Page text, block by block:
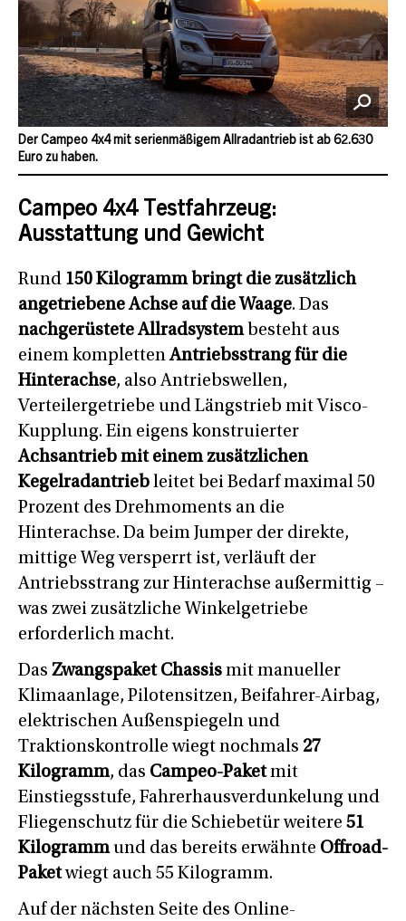
Der Campeo 4x4 mit serienmäßigem Allradantrieb ist ab 62.630
Euro zu haben.
Campeo 4x4 Testfahrzeug:
Ausstattung und Gewicht
Rund 150 Kilogramm bringt die zusätzlich
angetriebene Achse auf die Waage. Das
nachgerüstete Allradsystembesteht aus
einem komplettenAntriebsstrang für die
Hinterachse, also Antriebswellen,
Verteilergetriebe und Längstrieb mit Visco-
Kupplung. Ein eigens konstruierter
Achsantrieb mit einem zusätzlichen
Kegelradantrieb leitet bei Bedarf maximal 50
Prozent des Drehmoments an die
Hinterachse. Da beim Jumper der direkte,
mittige Weg versperrt ist, verläuft der
Antriebsstrang zur Hinterachse außermittig –
was zwei zusätzliche Winkelgetriebe
erforderlich macht.
Das Zwangspaket Chassis mit manueller
Klimaanlage, Pilotensitzen, Beifahrer-Airbag,
elektrischen Außenspiegeln und
Traktionskontrolle wiegt nochmals 27
Kilogramm, das Campeo-Paketmit
Einstiegsstufe, Fahrerhausverdunkelung und
Fliegenschutz für die Schiebetür weitere 51
Kilogrammund das bereits erwähnte Offroad-
Paketwiegt auch 55 Kilogramm.
Auf der nächsten Seite des Online-